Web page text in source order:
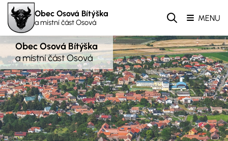
Obec Osová Bítýška
a místní část Osová MENU
Obec Osová Bítýška
a místní část Osová